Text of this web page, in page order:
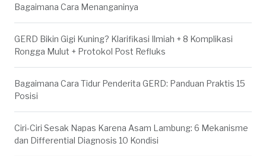
Bagaimana Cara Menanganinya
GERD Bikin Gigi Kuning? Klarifikasi Ilmiah + 8 Komplikasi
Rongga Mulut + Protokol Post Refluks
Bagaimana Cara Tidur Penderita GERD: Panduan Praktis 15
Posisi
Ciri-Ciri Sesak Napas Karena Asam Lambung: 6 Mekanisme
dan Differential Diagnosis 10 Kondisi